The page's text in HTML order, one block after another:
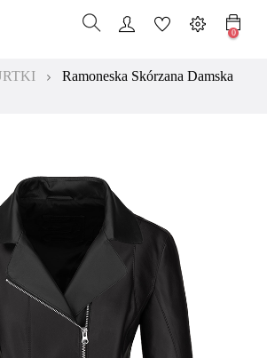
0
Ramoneska Skórzana Damska